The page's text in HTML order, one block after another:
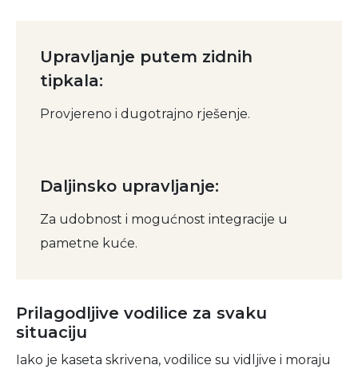
Upravljanje putem zidnih
tipkala:
Provjereno i dugotrajno rješenje.
Daljinsko upravljanje:
Za udobnost i mogućnost integracije u
pametne kuće.
Prilagodljive vodilice za svaku
situaciju
Iako je kaseta skrivena, vodilice su vidljive i moraju